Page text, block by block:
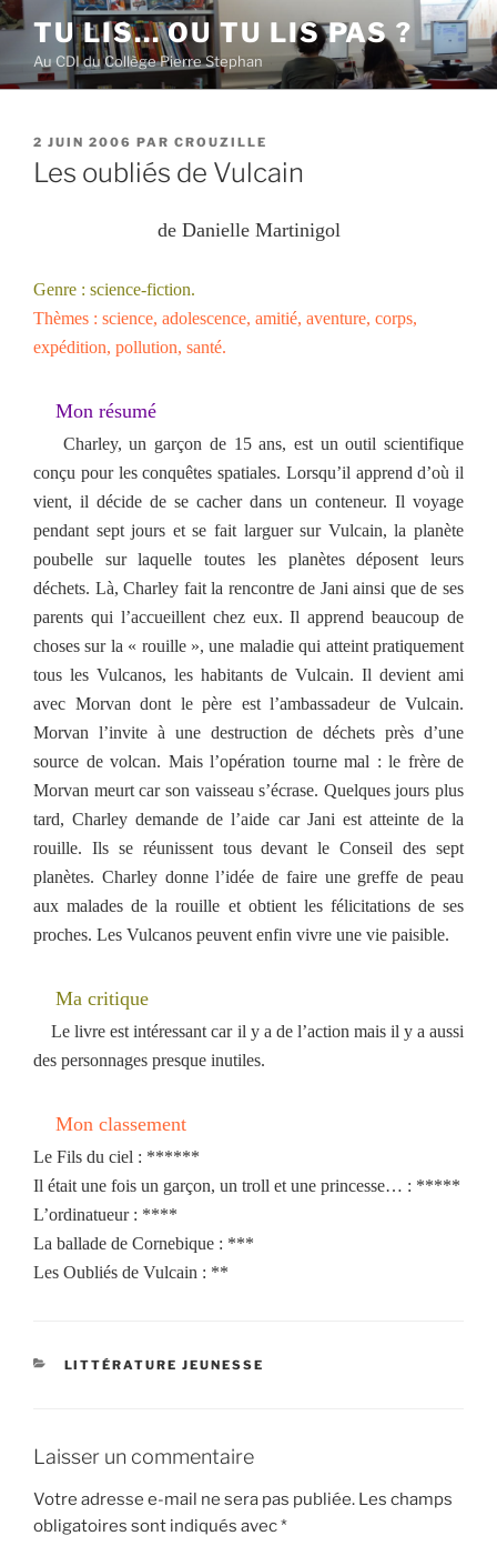
Aller
contenu
principal
TU LIS… OU TU LIS PAS ?
Au CDI du Collège Pierre Stephan
PUBLIÉ
LE
2 JUIN 2006 PAR CROUZILLE
Les oubliés de Vulcain
de Danielle Martinigol
Genre : science-fiction.
Thèmes : science, adolescence, amitié, aventure, corps,
expédition, pollution, santé.
Mon résumé
Charley, un garçon de 15 ans, est un outil scientifique
conçu pour les conquêtes spatiales. Lorsqu’il apprend d’où il
vient, il décide de se cacher dans un conteneur. Il voyage
pendant sept jours et se fait larguer sur Vulcain, la planète
poubelle sur laquelle toutes les planètes déposent leurs
déchets. Là, Charley fait la rencontre de Jani ainsi que de ses
parents qui l’accueillent chez eux. Il apprend beaucoup de
choses sur la « rouille », une maladie qui atteint pratiquement
tous les Vulcanos, les habitants de Vulcain. Il devient ami
avec Morvan dont le père est l’ambassadeur de Vulcain.
Morvan l’invite à une destruction de déchets près d’une
source de volcan. Mais l’opération tourne mal : le frère de
Morvan meurt car son vaisseau s’écrase. Quelques jours plus
tard, Charley demande de l’aide car Jani est atteinte de la
rouille. Ils se réunissent tous devant le Conseil des sept
planètes. Charley donne l’idée de faire une greffe de peau
aux malades de la rouille et obtient les félicitations de ses
proches. Les Vulcanos peuvent enfin vivre une vie paisible.
Ma critique
Le livre est intéressant car il y a de l’action mais il y a aussi
des personnages presque inutiles.
Mon classement
Le Fils du ciel : ******
Il était une fois un garçon, un troll et une princesse… : *****
L’ordinatueur : ****
La ballade de Cornebique : ***
Les Oubliés de Vulcain : **
CATÉGORIES
LITTÉRATURE JEUNESSE
Laisser un commentaire
Votre adresse e-mail ne sera pas publiée. Les champs
obligatoires sont indiqués avec*